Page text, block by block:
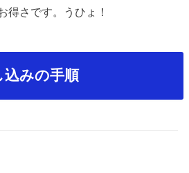
得さです。うひょ！
込みの手順